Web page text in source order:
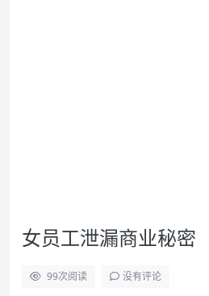
女员工泄漏商业秘密
99次阅读 没有评论